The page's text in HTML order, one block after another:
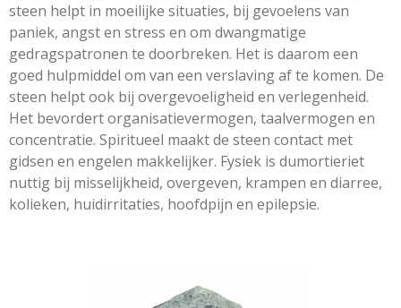
steen helpt in moeilijke situaties, bij gevoelens van
paniek, angst en stress en om dwangmatige
gedragspatronen te doorbreken. Het is daarom een
goed hulpmiddel om van een verslaving af te komen. De
steen helpt ook bij overgevoeligheid en verlegenheid.
Het bevordert organisatievermogen, taalvermogen en
concentratie. Spiritueel maakt de steen contact met
gidsen en engelen makkelijker. Fysiek is dumortieriet
nuttig bij misselijkheid, overgeven, krampen en diarree,
kolieken, huidirritaties, hoofdpijn en epilepsie.